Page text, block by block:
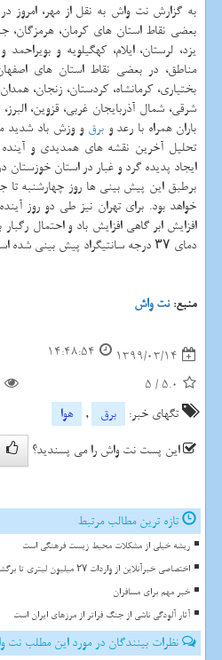
به گزارش نت واش به نقل از مهر، امروز
بعضی نقاط استان های کرمان، هرمزگان،
یزد، لرستان، ایلام، کهگیلویه و
مناطق، در بعضی نقاط استان های
بختیاری، کرمانشاه، کردستان، زنجان،
شرقی، شمال آذربایجان غربی، قزوین،
باران همراه با رعد وبرق و وزش باد شدید
تحلیل آخرین نقشه های همدیدی و
ایجاد پدیده گرد و غبار در استان خوزستان
برطبق این پیش بینی ها روز چهارشنبه تا
خواهد بود. برای تهران نیز طی دو روز
دمای ۳۷ درجه سانتیگراد پیش بینی شده است.
منبع:نت واش
1399/03/14
14:48:54
5.0
/
5
تگهای خبر:
برق ,
هوا
این پست نت واش را می پسندید؟
تازه ترین مطالب مرتبط
ریشه خیلی از مشکلات محیط زیست فرهنگی است
اختصاصی خبرآنلاین از واردات ۲۷ میلیون لیتری تا برگشت ناترازی
خبر مهم برای مسافران
آثار آلودگی ناشی از جنگ فراتر از مرزهای ایران است
نظرات بینندگان در مورد این مطلب نت